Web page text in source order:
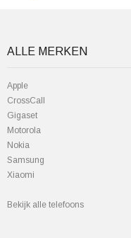
ALLE MERKEN
Apple
CrossCall
Gigaset
Motorola
Nokia
Samsung
Xiaomi
Bekijk alle telefoons